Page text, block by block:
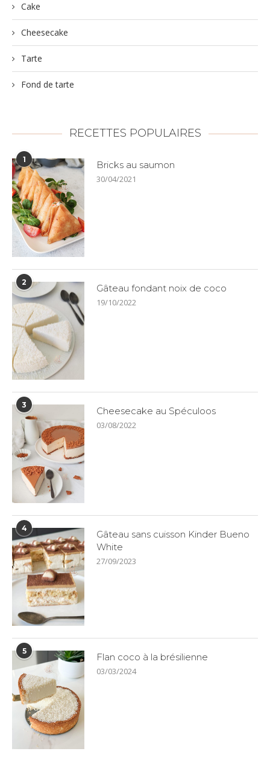
Cake
Cheesecake
Tarte
Fond de tarte
RECETTES POPULAIRES
1
Bricks au saumon
30/04/2021
2
Gâteau fondant noix de coco
19/10/2022
3
Cheesecake au Spéculoos
03/08/2022
4
Gâteau sans cuisson Kinder Bueno
White
27/09/2023
5
Flan coco à la brésilienne
03/03/2024